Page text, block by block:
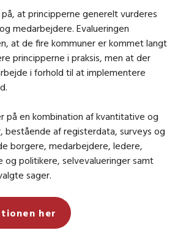
at principperne generelt vurderes
medarbejdere. Evalueringen
at de fire kommuner er kommet langt
principperne i praksis, men at der
i forhold til at implementere
på en kombination af kvantitative og
bestående af registerdata, surveys og
borgere, medarbejdere, ledere,
og politikere, selvevalueringer samt
sager.
her